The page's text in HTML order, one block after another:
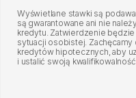
Wyświetlane stawki są
są gwarantowane ani nie
kredytu. Zatwierdzenie będzie
sytuacji osobistej.
kredytów hipotecznych, aby
i ustalić swoją kwalifikowalność.